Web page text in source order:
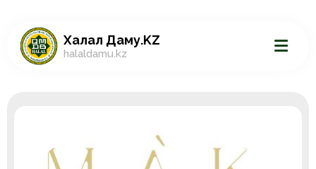
Халал Даму.KZ
halaldamu.kz